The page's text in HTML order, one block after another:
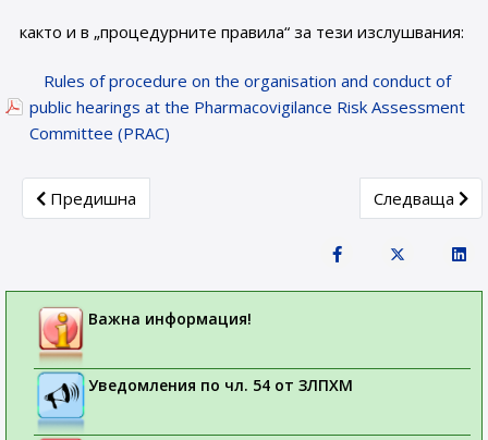
както и в „процедурните правила“ за тези изслушвания:
Rules of procedure on the organisation and conduct of
public hearings at the Pharmacovigilance Risk Assessment
Committee (PRAC)
Previous article: Постоянно преустановяване на
Предишна Next article:
Следваща
Важна информация!
Уведомления по чл. 54 от ЗЛПХМ